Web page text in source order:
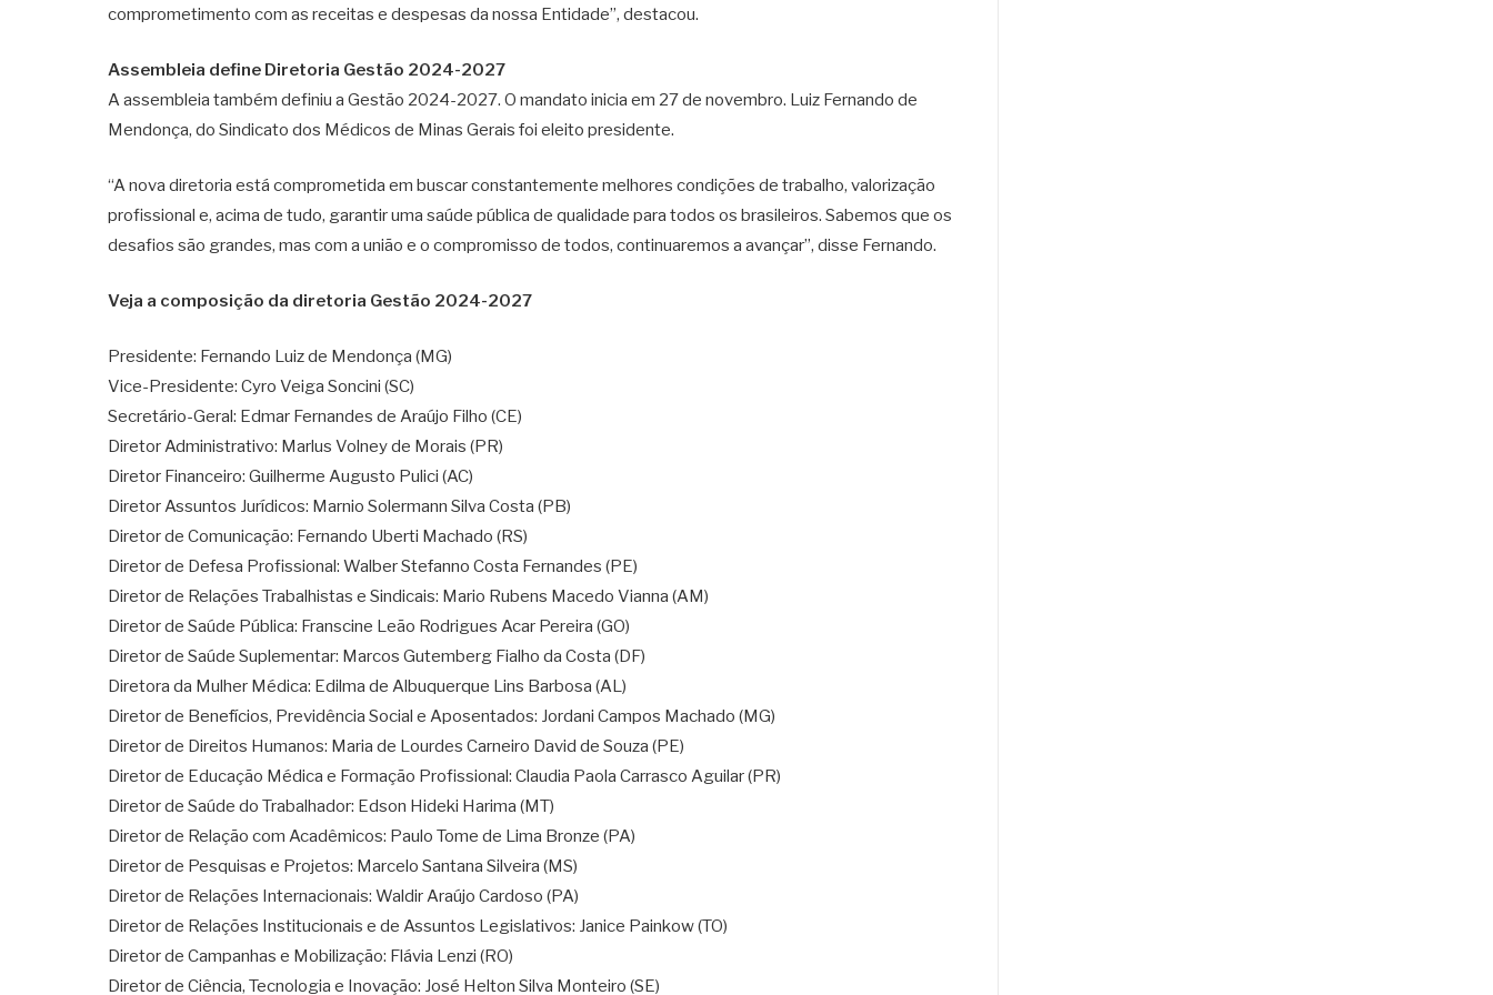
comprometimento com as receitas e despesas da nossa Entidade”, destacou.
Assembleia define Diretoria Gestão 2024-2027
A assembleia também definiu a Gestão 2024-2027. O mandato inicia em 27 de novembro. Luiz Fernando de
Mendonça, do Sindicato dos Médicos de Minas Gerais foi eleito presidente.
“A nova diretoria está comprometida em buscar constantemente melhores condições de trabalho, valorização
profissional e, acima de tudo, garantir uma saúde pública de qualidade para todos os brasileiros. Sabemos que os
desafios são grandes, mas com a união e o compromisso de todos, continuaremos a avançar”, disse Fernando.
Veja a composição da diretoria Gestão 2024-2027
Presidente: Fernando Luiz de Mendonça (MG)
Vice-Presidente: Cyro Veiga Soncini (SC)
Secretário-Geral: Edmar Fernandes de Araújo Filho (CE)
Diretor Administrativo: Marlus Volney de Morais (PR)
Diretor Financeiro: Guilherme Augusto Pulici (AC)
Diretor Assuntos Jurídicos: Marnio Solermann Silva Costa (PB)
Diretor de Comunicação: Fernando Uberti Machado (RS)
Diretor de Defesa Profissional: Walber Stefanno Costa Fernandes (PE)
Diretor de Relações Trabalhistas e Sindicais: Mario Rubens Macedo Vianna (AM)
Diretor de Saúde Pública: Franscine Leão Rodrigues Acar Pereira (GO)
Diretor de Saúde Suplementar: Marcos Gutemberg Fialho da Costa (DF)
Diretora da Mulher Médica: Edilma de Albuquerque Lins Barbosa (AL)
Diretor de Benefícios, Previdência Social e Aposentados: Jordani Campos Machado (MG)
Diretor de Direitos Humanos: Maria de Lourdes Carneiro David de Souza (PE)
Diretor de Educação Médica e Formação Profissional: Claudia Paola Carrasco Aguilar (PR)
Diretor de Saúde do Trabalhador: Edson Hideki Harima (MT)
Diretor de Relação com Acadêmicos: Paulo Tome de Lima Bronze (PA)
Diretor de Pesquisas e Projetos: Marcelo Santana Silveira (MS)
Diretor de Relações Internacionais: Waldir Araújo Cardoso (PA)
Diretor de Relações Institucionais e de Assuntos Legislativos: Janice Painkow (TO)
Diretor de Campanhas e Mobilização: Flávia Lenzi (RO)
Diretor de Ciência, Tecnologia e Inovação: José Helton Silva Monteiro (SE)